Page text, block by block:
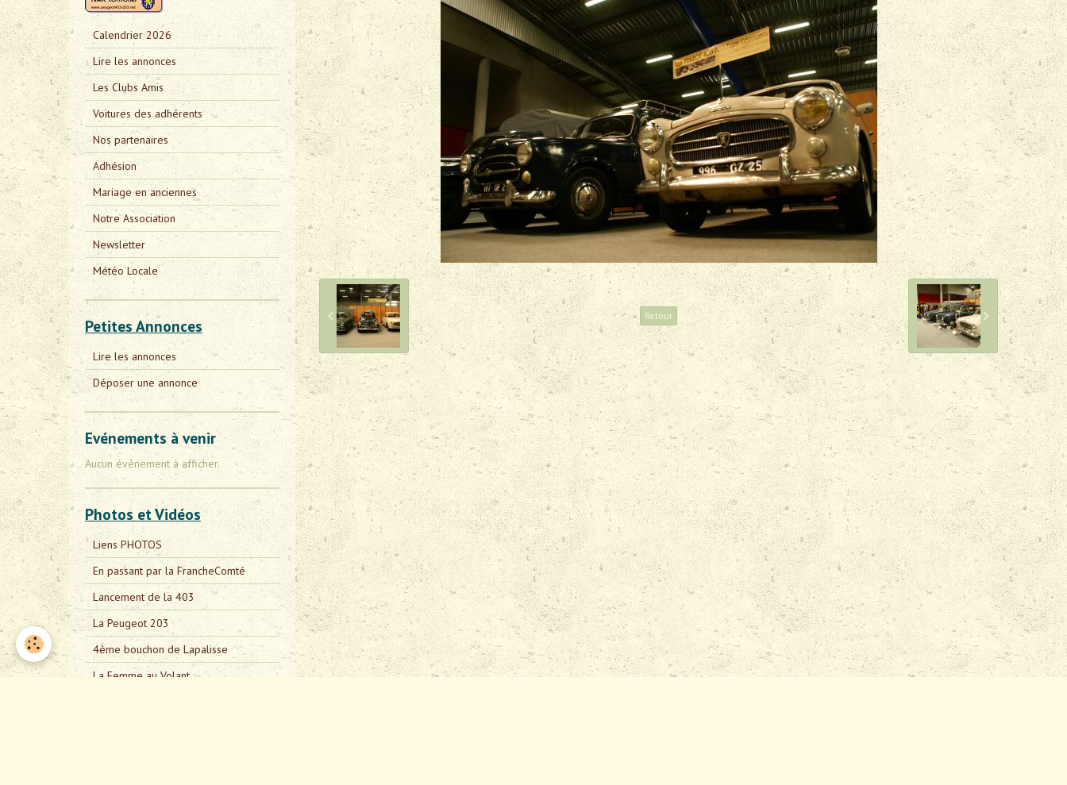
Retour
Calendrier 2026
Lire les annonces
Les Clubs Amis
Voitures des adhérents
Nos partenaires
Adhésion
Mariage en anciennes
Notre Association
Newsletter
Météo Locale
Petites Annonces
Lire les annonces
Déposer une annonce
Evénements à venir
Aucun évènement à afficher.
Photos et Vidéos
Liens PHOTOS
En passant par la FrancheComté
Lancement de la 403
La Peugeot 203
4ème bouchon de Lapalisse
La Femme au Volant